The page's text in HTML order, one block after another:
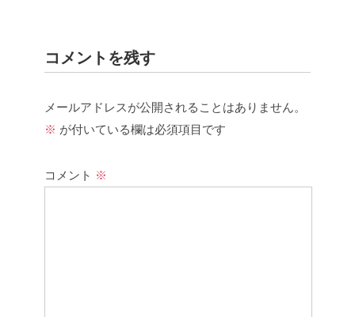
コメントを残す
メールアドレスが公開されることはありません。
※ が付いている欄は必須項目です
コメント ※